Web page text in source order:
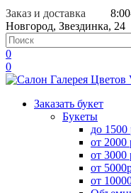
Заказ и доставка
Новгород, Звездинка, 24
0
0
Заказать букет
Букеты
до 1500
от 2000
от 3000
от
от